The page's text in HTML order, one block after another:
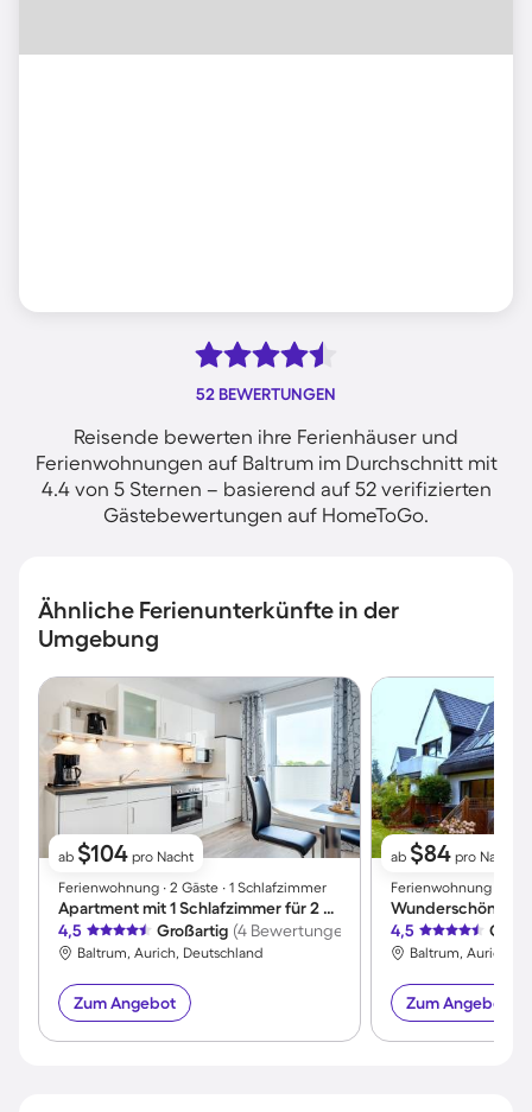
52 BEWERTUNGEN
Reisende bewerten ihre Ferienhäuser und
Ferienwohnungen auf Baltrum im Durchschnitt mit
4.4 von 5 Sternen – basierend auf 52 verifizierten
Gästebewertungen auf HomeToGo.
Ähnliche Ferienunterkünfte in der
Umgebung
ab $104 pro Nacht
Ferienwohnung ∙ 2 Gäste ∙ 1 Schlafzimmer
Apartment mit 1 Schlafzimmer für 2 Personen
4,5
Großartig (4 Bewertungen)
Baltrum, Aurich, Deutschland
Zum Angebot
ab $84 pro Nacht
Ferienwohnung ∙ 4
4,5
Baltrum, Aurich,
Zum Angebot